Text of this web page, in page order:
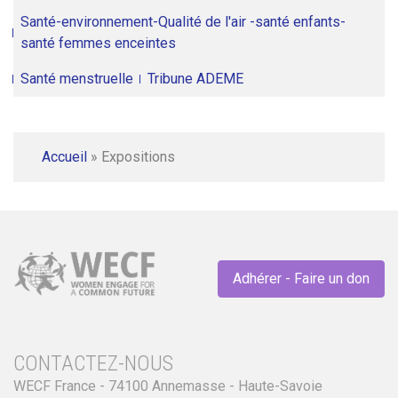
Santé-environnement-Qualité de l'air -santé enfants-
santé femmes enceintes
Santé menstruelle Tribune ADEME
Accueil » Expositions
Adhérer - Faire un don
CONTACTEZ-NOUS
WECF France - 74100 Annemasse - Haute-Savoie